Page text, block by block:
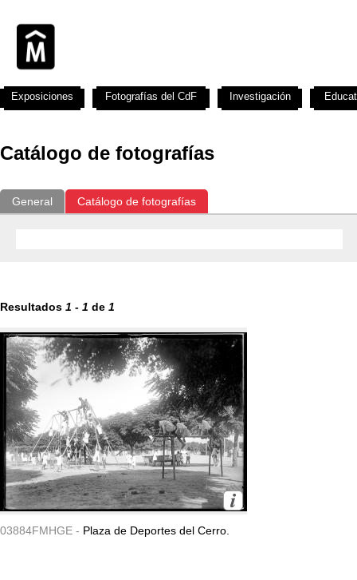
Catálogo de fotografías
General Catálogo de fotografías
Resultados 1 - 1 de 1
03884FMHGE - Plaza de Deportes del Cerro.
Exposiciones Fotografías del CdF Investigación